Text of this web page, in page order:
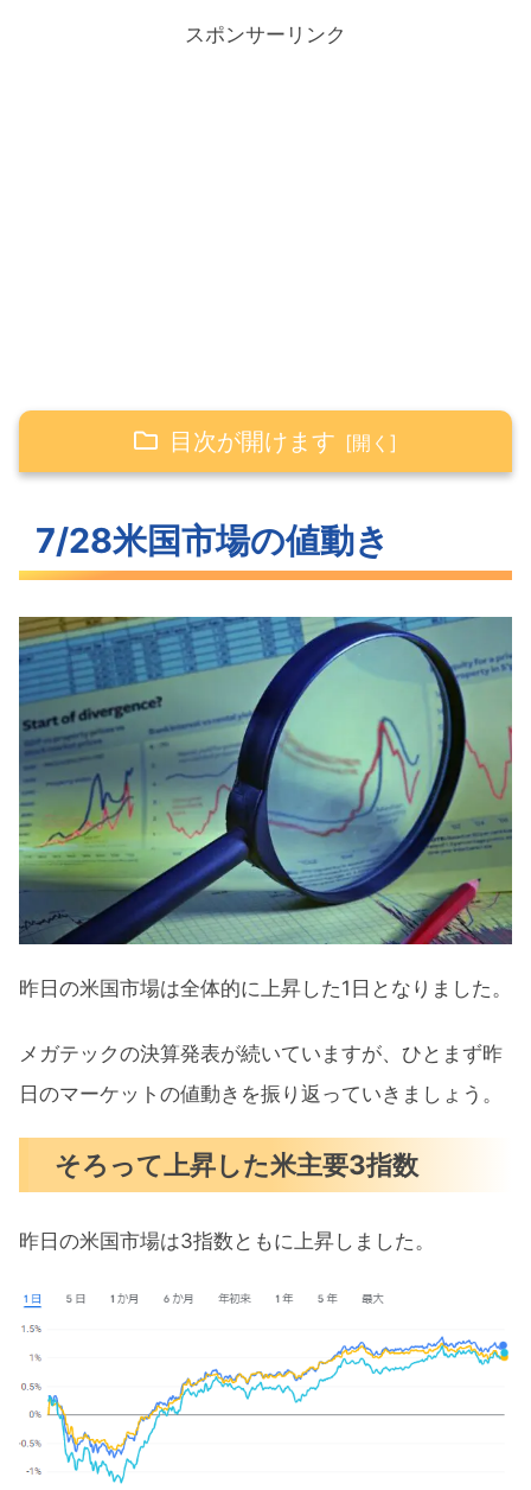
スポンサーリンク
目次が開けます
そろって上昇した米主要3指数
3ヶ月ぶりの低水準となったVIX
S&P500ヒートマップ
セクター別パフォーマンス
米国市場に影響がありそうなトピック
ス
今週の注目決算
昨日発表された注目の決算
リセッションは認定されるのか？ まとめ
7/28米国市場の値動き
昨日の米国市場は全体的に上昇した1日となりました。
メガテックの決算発表が続いていますが、ひとまず昨
日のマーケットの値動きを振り返っていきましょう。
そろって上昇した米主要3指数
昨日の米国市場は3指数ともに上昇しました。